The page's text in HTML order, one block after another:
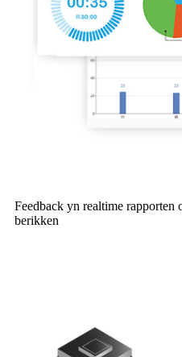
Feedback yn realtime rapporten
berikken